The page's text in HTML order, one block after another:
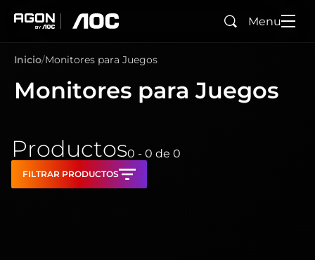
BuscarMenu
Inicio Monitores para Juegos
Monitores para Juegos
Productos0 - 0 de 0
FILTRAR PRODUCTOS